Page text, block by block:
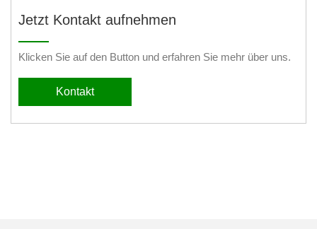
Jetzt Kontakt aufnehmen
Klicken Sie auf den Button und erfahren Sie mehr über uns.
Kontakt